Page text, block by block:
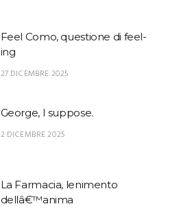
Feel Como, questione di feel-
ing
27 DICEMBRE 2025
George, I suppose.
2 DICEMBRE 2025
La Farmacia, lenimento
dellâ€™anima